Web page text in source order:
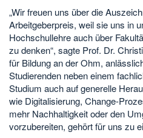
„Wir freuen uns über die
Arbeitgeberpreis, weil sie uns in
Hochschullehre auch über
zu denken“, sagte Prof. Dr.
für Bildung an der Ohm,
Studierenden neben einem
Studium auch auf generelle
wie Digitalisierung, Change-
mehr Nachhaltigkeit oder den
vorzubereiten, gehört für uns zu